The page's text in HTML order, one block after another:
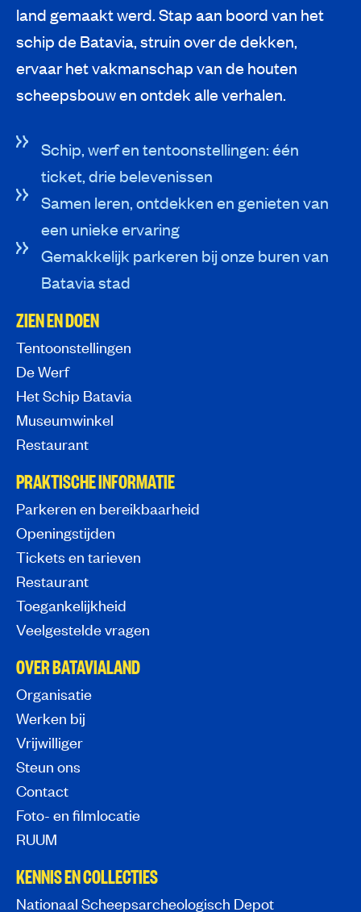
land gemaakt werd. Stap aan boord van het
schip de Batavia, struin over de dekken,
ervaar het vakmanschap van de houten
scheepsbouw en ontdek alle verhalen.
Schip, werf en tentoonstellingen: één
ticket, drie belevenissen
Samen leren, ontdekken en genieten van
een unieke ervaring
Gemakkelijk parkeren bij onze buren van
Batavia stad
ZIEN EN DOEN
Tentoonstellingen
De Werf
Het Schip Batavia
Museumwinkel
Restaurant
PRAKTISCHE INFORMATIE
Parkeren en bereikbaarheid
Openingstijden
Tickets en tarieven
Restaurant
Toegankelijkheid
Veelgestelde vragen
OVER BATAVIALAND
Organisatie
Werken bij
Vrijwilliger
Steun ons
Contact
Foto- en filmlocatie
RUUM
KENNIS EN COLLECTIES
Nationaal Scheepsarcheologisch Depot